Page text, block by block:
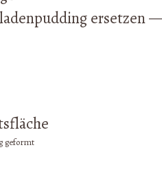
ersetzen
geformt